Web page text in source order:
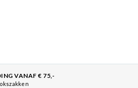
VANAF € 75,-